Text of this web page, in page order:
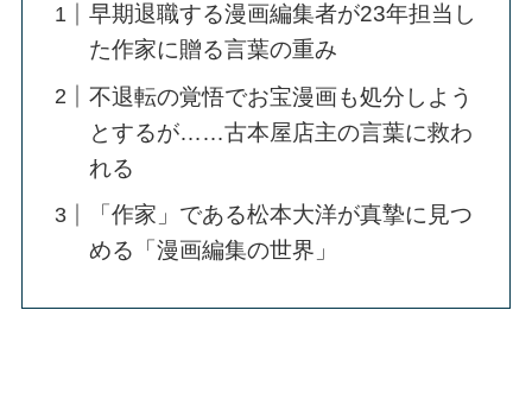
早期退職する漫画編集者が23年担当し
た作家に贈る言葉の重み
不退転の覚悟でお宝漫画も処分しよう
とするが……古本屋店主の言葉に救わ
れる
「作家」である松本大洋が真摯に見つ
める「漫画編集の世界」